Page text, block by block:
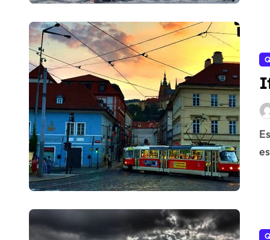
Esta guía de la ruta 22 del tranvía de Praga para 2026